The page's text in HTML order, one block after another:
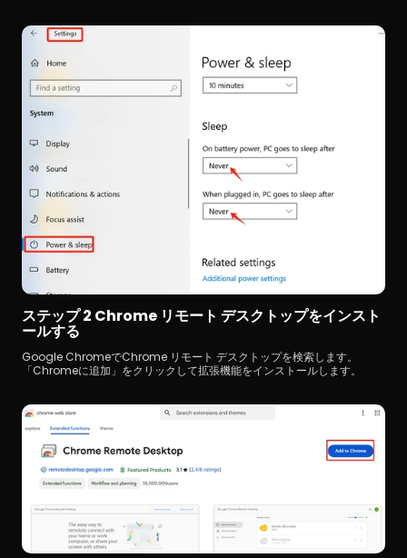
ステップ 2 Chrome リモート デスクトップをインスト
ールする
Google ChromeでChrome リモート デスクトップを検索します。
「Chromeに追加」をクリックして拡張機能をインストールします。